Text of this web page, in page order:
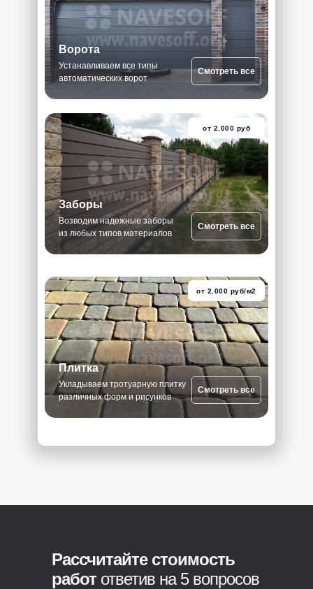
Плитка
Укладываем тротуарную плитку
различных форм и рисунков
от 2.000 руб/м2
Заборы
Возводим надежные заборы
из любых типов материалов
от 2.000 руб
Ворота
Устанавливаем все типы
автоматических ворот
Смотреть все
Смотреть все
Смотреть все
Рассчитайте стоимость
работ ответив на 5 вопросов